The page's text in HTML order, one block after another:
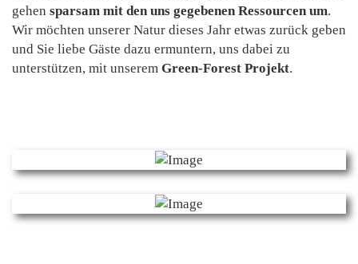
gehen sparsam mit den uns gegebenen Ressourcen um.
Wir möchten unserer Natur dieses Jahr etwas zurück geben
und Sie liebe Gäste dazu ermuntern, uns dabei zu
unterstützen, mit unserem Green-Forest Projekt.